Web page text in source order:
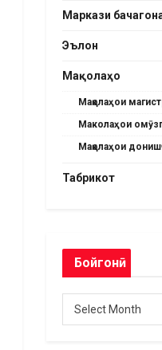
Маркази
Эълон
Мақолаҳо
Мақолаҳои
Маколаҳои
Мақолаҳои
Табрикот
Бойгонӣ
Select Month